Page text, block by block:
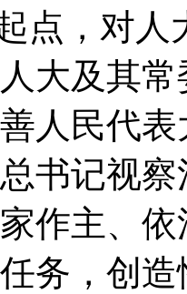
点，对
大及其
人民代
书记视
作主、
务，创